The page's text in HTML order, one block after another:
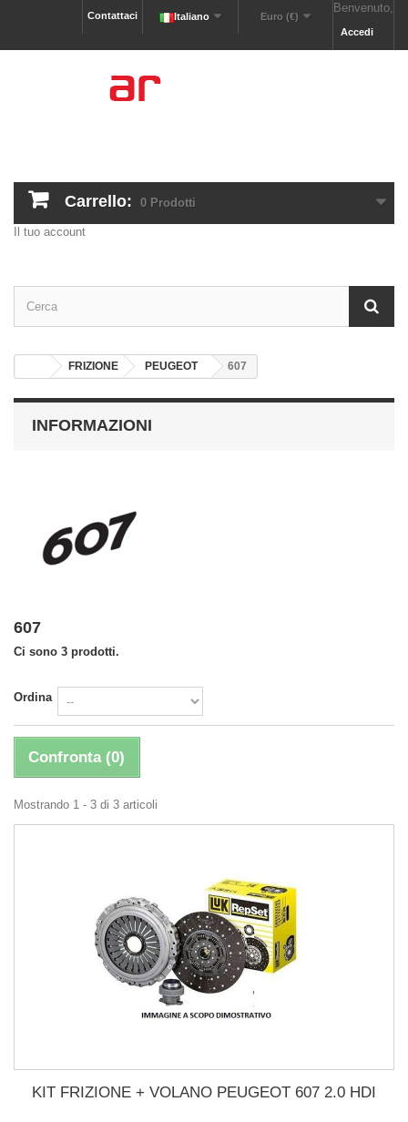
Benvenuto,
Accedi
Euro (€)
Italiano
Contattaci
Carrello: 0 Prodotti
Il tuo account
FRIZIONE PEUGEOT 607
INFORMAZIONI
607
Ci sono 3 prodotti.
Ordina
Confronta (0)
Mostrando 1 - 3 di 3 articoli
KIT FRIZIONE + VOLANO PEUGEOT 607 2.0 HDI